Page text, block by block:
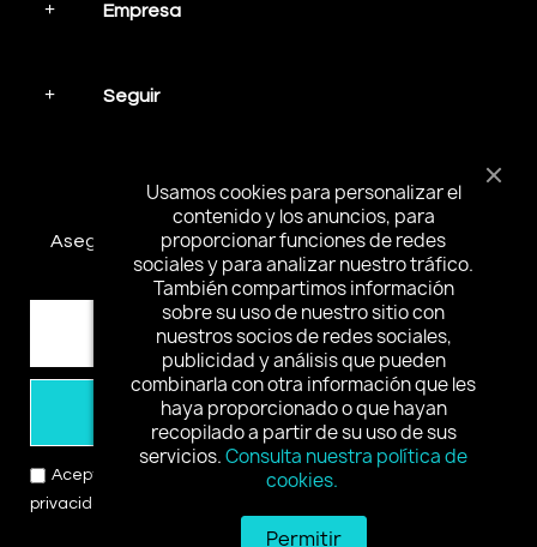
Empresa
Seguir
Mantente en contacto
Asegúrese de suscribirse y recibir las noticias más
interesantes y ofertas especiales.
Suscribirse
Acepto los términos y condiciones y la política de
privacidad
Usamos cookies para personalizar el
contenido y los anuncios, para
proporcionar funciones de redes
sociales y para analizar nuestro tráfico.
También compartimos información
sobre su uso de nuestro sitio con
nuestros socios de redes sociales,
publicidad y análisis que pueden
combinarla con otra información que les
haya proporcionado o que hayan
recopilado a partir de su uso de sus
servicios.Consulta nuestra política de
cookies.
Permitir